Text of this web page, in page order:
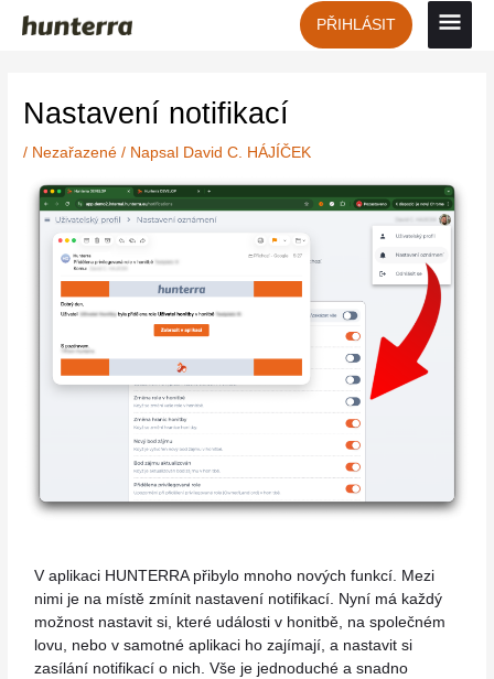
PŘIHLÁSIT
Nastavení notifikací
/ Nezařazené / Napsal David C. HÁJÍČEK
V aplikaci HUNTERRA přibylo mnoho nových funkcí. Mezi
nimi je na místě zmínit nastavení notifikací. Nyní má každý
možnost nastavit si, které události v honitbě, na společném
lovu, nebo v samotné aplikaci ho zajímají, a nastavit si
zasílání notifikací o nich. Vše je jednoduché a snadno